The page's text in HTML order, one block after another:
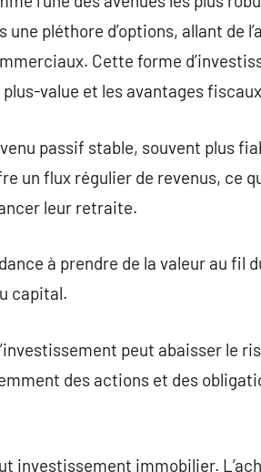
pléthore d’options, allant de
Cette forme
value et les avantages
passif stable, souvent plus
un flux régulier de revenus, ce
leur retraite.
à prendre de la valeur au fil
capital.
peut abaisser le
des actions et des
investissement immobilier.